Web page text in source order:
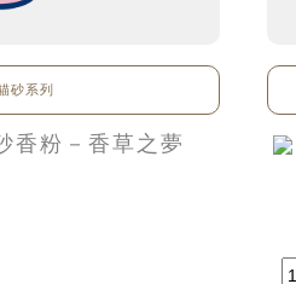
香粉－香草之夢
砂系列